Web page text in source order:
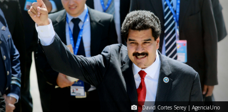
David Cortes Serey | AgenciaUno